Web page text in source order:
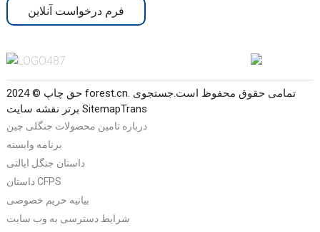
فرم درخواست آنلاین
حق چاپ © 2024 forest.cn. تمامی حقوق محفوظ است.جستجوی
برتر نقشه سایت SitemapTrans
درباره تامین محصولات جنگلی چین
برنامه وابسته
داستان جنگل ایالتی
داستان CFPS
بیانیه حریم خصوصی
شرایط دسترسی به وب سایت